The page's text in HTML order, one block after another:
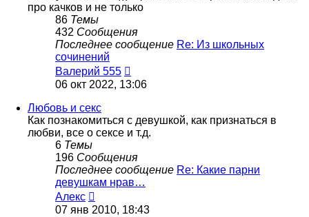
про качков и не только
86 Темы
432 Сообщения
Последнее сообщение Re: Из школьных
сочинений
Валерий 555
к
06 окт 2022, 13:06
Любовь и секс
Как познакомиться с девушкой, как признаться в
любви, все о сексе и т.д.
6 Темы
196 Сообщения
Последнее сообщение Re: Какие парни
девушкам нрав…
Алекс
к
07 янв 2010, 18:43